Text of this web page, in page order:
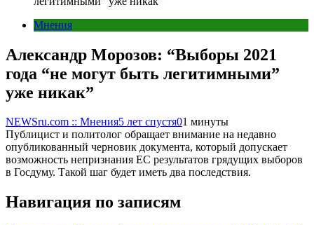
Мнения
Александр Морозов: “Выборы 2021
года “не могут быть легитимными”
уже никак”
NEWSru.com :: Мнения5 лет спустя01 минуты
Публицист и политолог обращает внимание на недавно
опубликованный черновик документа, который допускает
возможность непризнания ЕС результатов грядущих выборов
в Госдуму. Такой шаг будет иметь два последствия.
Навигация по записям